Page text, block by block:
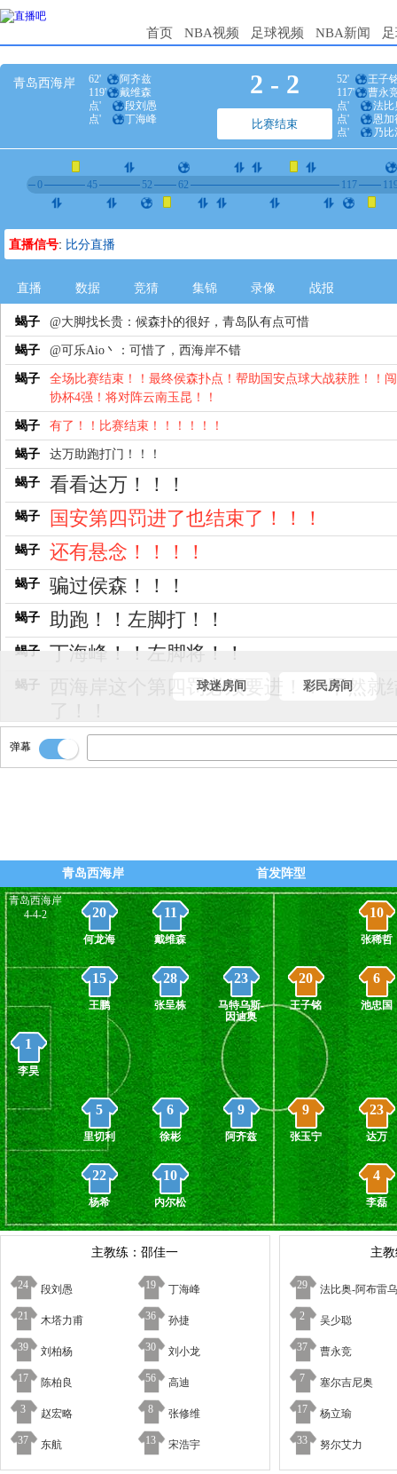
首页 NBA视频 足球视频 NBA新闻
青岛西海岸 62'
阿齐兹
119'
戴维森
点'
段刘愚
点'
丁海峰
2 - 2
比赛结束
52'
王子
117'
曹永
点'
法比
点'
恩加
点'
乃比
0 45 52 62 117
直播信号: 比分直播
直播 数据 竞猜 集锦 录像 战报
蝎子 @大脚找长贵：候森扑的很好，青岛队有点可惜
蝎子 @可乐Aio丶：可惜了，西海岸不错
蝎子
全场比赛结束！！最终侯森扑点！帮助国安点球大战获胜！！
协杯4强！将对阵云南玉昆！！
蝎子 有了！！比赛结束！！！！！！
蝎子 达万助跑打门！！！
蝎子 看看达万！！！
蝎子 国安第四罚进了也结束了！！！
蝎子 还有悬念！！！！
蝎子 骗过侯森！！！
蝎子 助跑！！左脚打！！
蝎子 丁海峰！！左脚将！！
蝎子
西海岸这个第四罚必须要进！！ 不然就
蝎子 有了啊！！！！！！！
有了！！！
球迷房间 彩民房间
弹幕
青岛西海岸 首发阵型
青岛西海岸
4-4-2
10
张稀哲
6
池忠国
23
达万
4
李磊
20
王子铭
9
张玉宁
1
李昊
22
杨希
5
里切利
15
王鹏
20
何龙海
10
内尔松
6
徐彬
28
张呈栋
11
戴维森
9
阿齐兹
23
马特乌斯-
因迪奥
主教练：邵佳一
24 段刘愚 19 丁海峰
21 木塔力甫 36 孙捷
39 刘柏杨 30 刘小龙
17 陈柏良 56 高迪
3 赵宏略 8 张修维
37 东航 13 宋浩宇
主
29 法比奥-阿布雷乌
2 吴少聪
37 曹永竞
7 塞尔吉尼奥
17 杨立瑜
33 努尔艾力